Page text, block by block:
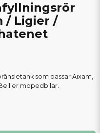
/ Ligier /
som passar Aixam,
mopedbilar.